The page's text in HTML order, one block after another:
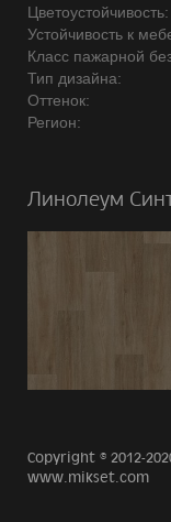
Цветоустойчивость:
Устойчивость к
Класс пажарной
Тип дизайна:
Оттенок:
Регион:
Линолеум
Copyright © 2012-
www.mikset.com